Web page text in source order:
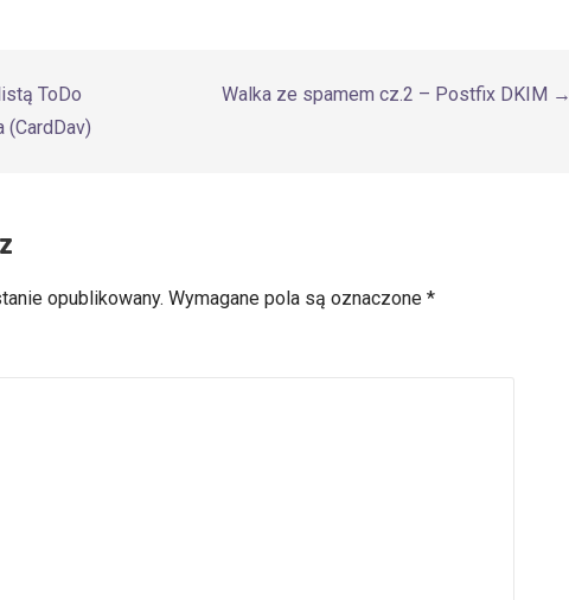
ToDo
(CardDav)
Walka ze spamem cz.2 – Postfix DKIM →
opublikowany. Wymagane pola są oznaczone*